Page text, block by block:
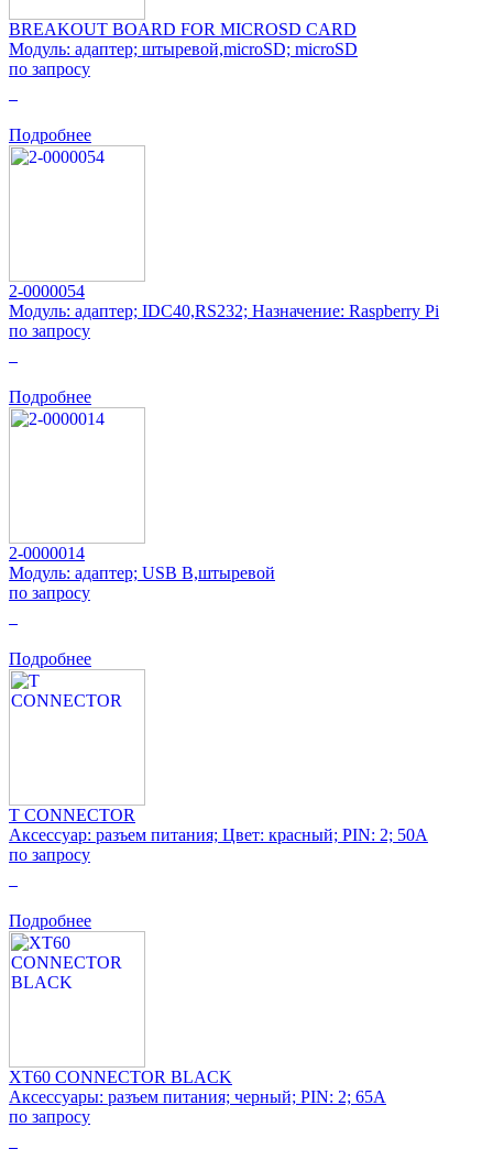
BREAKOUT BOARD FOR MICROSD CARD
Модуль: адаптер; штыревой,microSD; microSD
по запросу
Подробнее
2-0000054
Модуль: адаптер; IDC40,RS232; Назначение: Raspberry Pi
по запросу
Подробнее
2-0000014
Модуль: адаптер; USB B,штыревой
по запросу
Подробнее
T CONNECTOR
Аксессуар: разъем питания; Цвет: красный; PIN: 2; 50А
по запросу
Подробнее
XT60 CONNECTOR BLACK
Аксессуары: разъем питания; черный; PIN: 2; 65А
по запросу